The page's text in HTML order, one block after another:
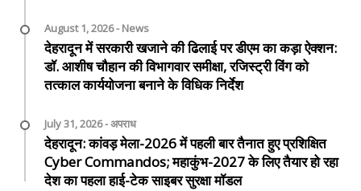
August 1, 2026 - News
देहरादून में सरकारी खजाने की ढिलाई पर डीएम का कड़ा ऐक्शन:
डॉ. आशीष चौहान की विभागवार समीक्षा, रजिस्ट्री विंग को
तत्काल कार्ययोजना बनाने के विधिक निर्देश
July 31, 2026 - अपराध
देहरादून: कांवड़ मेला-2026 में पहली बार तैनात हुए प्रशिक्षित
Cyber Commandos; महाकुंभ-2027 के लिए तैयार हो रहा
देश का पहला हाई-टेक साइबर सुरक्षा मॉडल